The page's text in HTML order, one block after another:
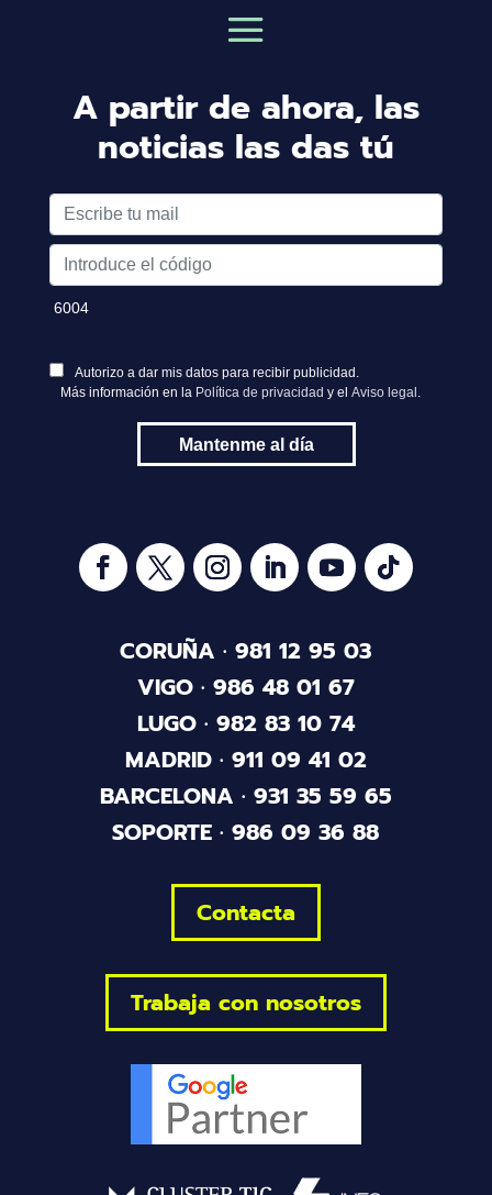
A partir de ahora, las
noticias las das tú
CORUÑA ·981 12 95 03
VIGO · 986 48 01 67
LUGO · 982 83 10 74
MADRID · 911 09 41 02
BARCELONA · 931 35 59 65
SOPORTE ·986 09 36 88
Contacta
Trabaja con nosotros